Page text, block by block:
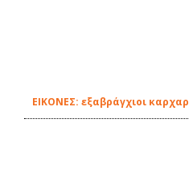
ΕΙΚΟΝΕΣ: εξαβράγχιοι